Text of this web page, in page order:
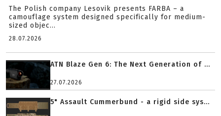
The Polish company Lesovik presents FARBA – a
camouflage system designed specifically for medium-
sized objec...
28.07.2026
ATN Blaze Gen 6: The Next Generation of ...
27.07.2026
5" Assault Cummerbund - a rigid side sys...